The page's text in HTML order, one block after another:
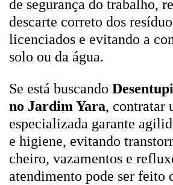
de segurança do trabalho,
descarte correto dos
licenciados e evitando a
solo ou da água.
Se está buscando
no Jardim Yara, contratar
especializada garante
e higiene, evitando
cheiro, vazamentos e
atendimento pode ser feito